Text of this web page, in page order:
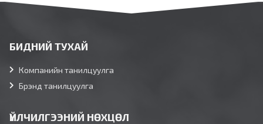
БИДНИЙ ТУХАЙ
Компанийн танилцуулга
Брэнд танилцуулга
ҮЙЛЧИЛГЭЭНИЙ НӨХЦӨЛ